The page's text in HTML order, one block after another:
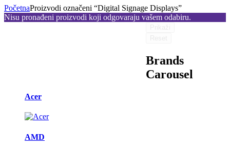
PočetnaProizvodi označeni “Digital Signage Displays”
Nisu pronađeni proizvodi koji odgovaraju vašem odabiru.
Brands
Carousel
Acer
AMD